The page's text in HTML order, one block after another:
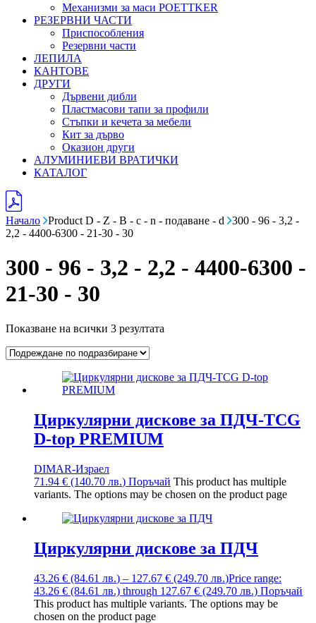
Механизми за маси POETTKER
РЕЗЕРВНИ ЧАСТИ
Приспособления
Резервни части
ЛЕПИЛА
КАНТОВЕ
ДРУГИ
Дървени дибли
Пластмасови тапи за профили
Стъпки и кечета за мебели
Кит за дърво
Оказион други
АЛУМИНИЕВИ ВРАТИЧКИ
КАТАЛОГ
Начало Product D - Z - B - c - n - подаване - d
300 - 96 - 3,2 -
2,2 - 4400-6300 - 21-30 - 30
300 - 96 - 3,2 - 2,2 - 4400-6300 -
21-30 - 30
Показване на всички 3 резултата
Циркулярни дискове за ПДЧ-TCG
D-top PREMIUM
DIMAR-Израел
71.94 € (140.70 лв.) Поръчай This product has multiple
variants. The options may be chosen on the product page
Циркулярни дискове за ПДЧ
43.26 € (84.61 лв.) – 127.67 € (249.70 лв.)Price range:
43.26 € (84.61 лв.) through 127.67 € (249.70 лв.) Поръчай
This product has multiple variants. The options may be
chosen on the product page